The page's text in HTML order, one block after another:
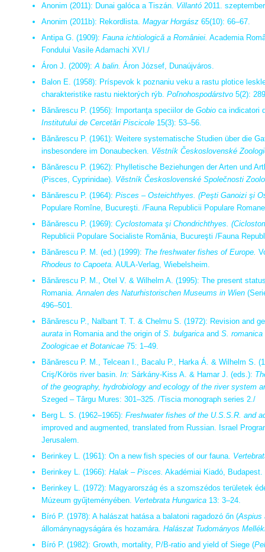
Anonim (2011): Dunai galóca a Tiszán. Villantó 2011.
Anonim (2011b): Rekordlista. Magyar Horgász 65(10): 66–67.
Antipa G. (1909): Fauna ichtiologică a României. Academia
Fondului Vasile Adamachi XVI./
Áron J. (2009):A balin. Áron József, Dunaújváros.
Balon E. (1958): Príspevok k poznaniu veku a rastu plotice
charakteristike rastu niektorých rýb. Poľnohospodárstvo 5(2):
Bănărescu P. (1956): Importanţa speciilor de Gobio ca indicatori
Institutului de Cercetări Piscicole 15(3): 53–56.
Bănărescu P. (1961): Weitere systematische Studien über die
insbesondere im Donaubecken. Věstník Československé
Bănărescu P. (1962): Phylletische Beziehungen der Arten und
(Pisces, Cyprinidae). Věstník Československé Společnosti
Bănărescu P. (1964): Pisces – Osteichthyes. (Peşti Ganoizi şi
Populare Romîne, Bucureşti. /Fauna Republicii Populare
Bănărescu P. (1969): Cyclostomata şi Chondrichthyes.
Republicii Populare Socialiste Romǎnia, Bucureşti /Fauna
Bănărescu P. M. (ed.) (1999): The freshwater fishes of Europe.
Rhodeus to Capoeta. AULA-Verlag, Wiebelsheim.
Bănărescu P. M., Otel V. & Wilhelm A. (1995): The present
Romania.Annalen des Naturhistorischen Museums in Wien
496–501.
Bănărescu P., Nalbant T. T. & Chelmu S. (1972): Revision and
aurata in Romania and the origin of S. bulgarica and S. romanica
Zoologicae et Botanicae 75: 1–49.
Bănărescu P. M., Telcean I., Bacalu P., Harka Á. & Wilhelm S.
Criş/Körös river basin. In: Sárkány-Kiss A. & Hamar J. (eds.):
of the geography, hydrobiology and ecology of the river system
Szeged – Târgu Mures: 301–325. /Tiscia monograph series 2./
Berg L. S. (1962–1965): Freshwater fishes of the U.S.S.R. and
improved and augmented, translated from Russian. Israel
Jerusalem.
Berinkey L. (1961): On a new fish species of our fauna.
Berinkey L. (1966): Halak – Pisces. Akadémiai Kiadó, Budapest.
Berinkey L. (1972): Magyarország és a szomszédos területek
Múzeum gyűjteményében. Vertebrata Hungarica 13: 3–24.
Bíró P. (1978): A halászat hatása a balatoni ragadozó őn (Aspius
állománynagyságára és hozamára. Halászat Tudományos
Bíró P. (1982): Growth, mortality, P/B-ratio and yield of Siege (